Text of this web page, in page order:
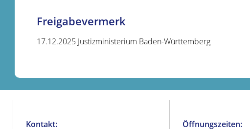
Freigabevermerk
17.12.2025 Justizministerium Baden-Württemberg
Kontakt:
Öffnungszeiten: